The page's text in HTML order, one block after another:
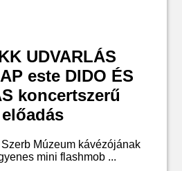
UDVARLÁS
este DIDO ÉS
koncertszerű
előadás
Múzeum kávézójának
mini flashmob ...